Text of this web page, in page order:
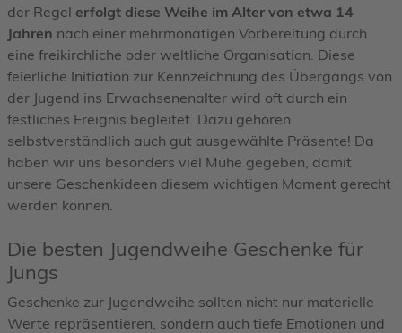
der Regel erfolgt diese Weihe im Alter von etwa 14
Jahren nach einer mehrmonatigen Vorbereitung durch
eine freikirchliche oder weltliche Organisation. Diese
feierliche Initiation zur Kennzeichnung des Übergangs von
der Jugend ins Erwachsenenalter wird oft durch ein
festliches Ereignis begleitet. Dazu gehören
selbstverständlich auch gut ausgewählte Präsente! Da
haben wir uns besonders viel Mühe gegeben, damit
unsere Geschenkideen diesem wichtigen Moment gerecht
werden können.
Die besten Jugendweihe Geschenke für
Jungs
Geschenke zur Jugendweihe sollten nicht nur materielle
Werte repräsentieren, sondern auch tiefe Emotionen und